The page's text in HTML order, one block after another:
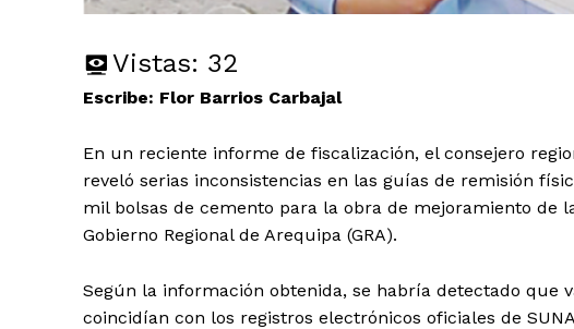
Vistas: 32
Escribe: Flor Barrios Carbajal
En un reciente informe de fiscalización, el consejero
reveló serias inconsistencias en las guías de remisión
mil bolsas de cemento para la obra de mejoramiento de
Gobierno Regional de Arequipa (GRA).
Según la información obtenida, se habría detectado que
coincidían con los registros electrónicos oficiales de